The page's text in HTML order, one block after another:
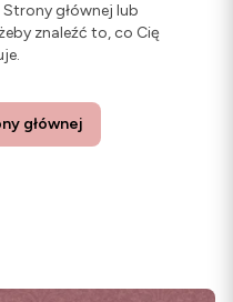
głównej lub
znaleźć to, co Cię
głównej